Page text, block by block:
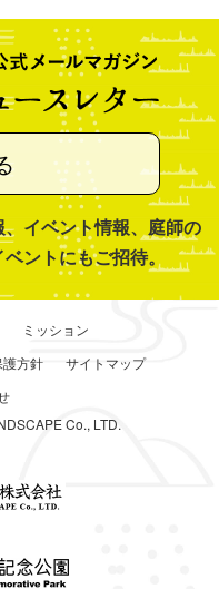
イベント情報、庭師の
ントにもご招待。
ミッション
方針
サイトマップ
Co., LTD.